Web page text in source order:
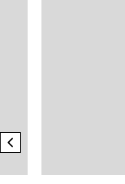
previous element